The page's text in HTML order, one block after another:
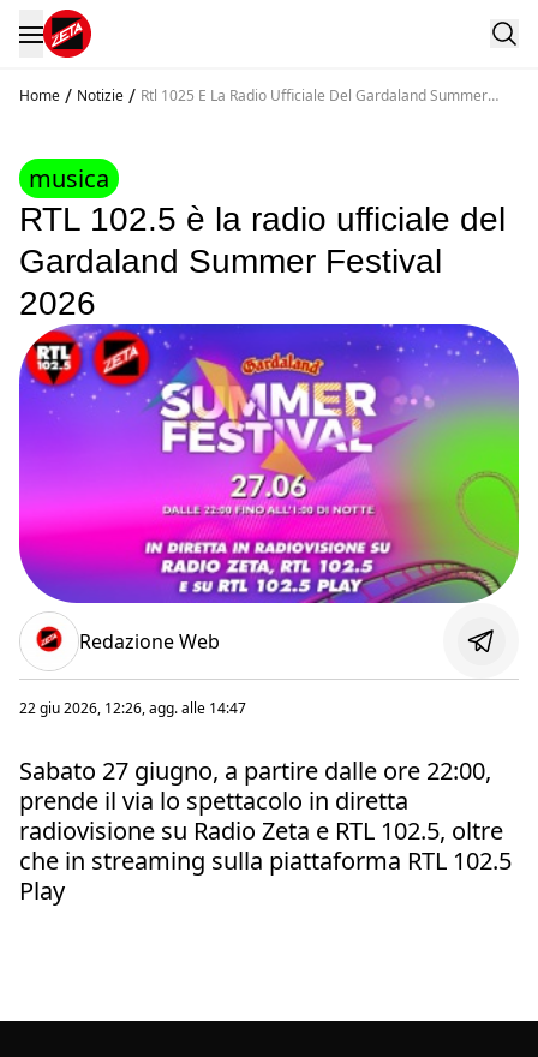
Home / Notizie / Rtl 1025 E La Radio Ufficiale Del Gardaland Summer
musica
RTL 102.5 è la radio ufficiale del
Gardaland Summer Festival
2026
Redazione Web
22 giu 2026, 12:26, agg. alle 14:47
Sabato 27 giugno, a partire dalle ore 22:00,
prende il via lo spettacolo in diretta
radiovisione su Radio Zeta e RTL 102.5, oltre
che in streaming sulla piattaforma RTL 102.5
Play